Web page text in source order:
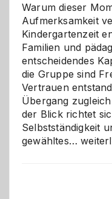
Warum dieser
Aufmerksamkeit
Kindergartenzeit
Familien und
entscheidendes
die Gruppe sind
Vertrauen
Übergang
der Blick richtet
Selbstständigkeit
gewähltes…